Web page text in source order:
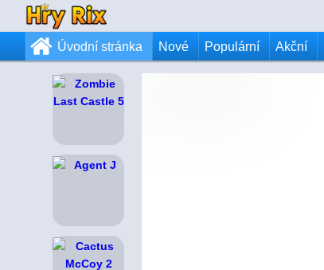
Úvodní stránka Nové Populární Akční